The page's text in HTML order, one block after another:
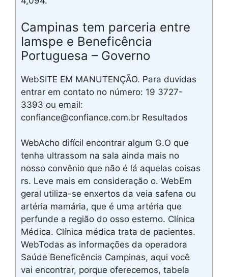
Campinas tem parceria entre
Iamspe e Beneficência
Portuguesa – Governo
WebSITE EM MANUTENÇÃO. Para duvidas
entrar em contato no número: 19 3727-
3393 ou email:
confiance@confiance.com.br Resultados
WebAcho difícil encontrar algum G.O que
tenha ultrassom na sala ainda mais no
nosso convênio que não é lá aquelas coisas
rs. Leve mais em consideração o. WebEm
geral utiliza-se enxertos da veia safena ou
artéria mamária, que é uma artéria que
perfunde a região do osso esterno. Clínica
Médica. Clínica médica trata de pacientes.
WebTodas as informações da operadora
Saúde Beneficência Campinas, aqui você
vai encontrar, porque oferecemos, tabela